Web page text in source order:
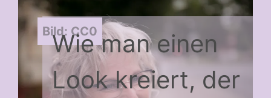
Bild: CC0
Wie man einen
Look kreiert, der